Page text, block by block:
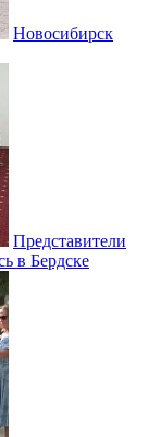
Новосибирск
Представители
в Бердске